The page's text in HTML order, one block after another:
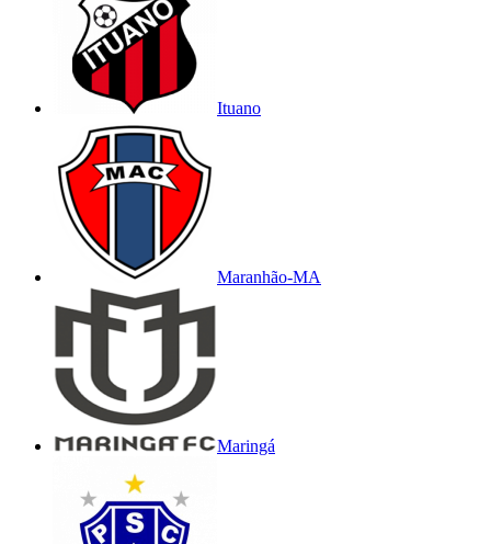
Ituano
Maranhão-MA
Maringá